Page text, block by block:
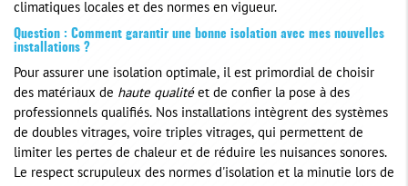
climatiques locales et des normes en vigueur.
Question : Comment garantir une bonne isolation avec mes nouvelles
installations ?
Pour assurer une isolation optimale, il est primordial de choisir
des matériaux de haute qualitéet de confier la pose à des
professionnels qualifiés. Nos installations intègrent des systèmes
de doubles vitrages, voire triples vitrages, qui permettent de
limiter les pertes de chaleur et de réduire les nuisances sonores.
Le respect scrupuleux des normes d'isolation et la minutie lors de